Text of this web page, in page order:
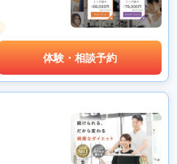
体験・相談予約